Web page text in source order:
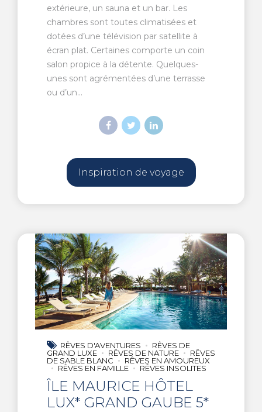
extérieure, un sauna et un bar. Les
chambres sont toutes climatisées et
dotées d’une télévision par satellite à
écran plat. Certaines comporte un coin
salon propice à la détente. Quelques-
unes sont agrémentées d’une terrasse
ou d’un...
Inspiration de voyage
RÊVES D'AVENTURES
RÊVES DE
GRAND LUXE
RÊVES DE NATURE
RÊVES
DE SABLE BLANC
RÊVES EN AMOUREUX
RÊVES EN FAMILLE
RÊVES INSOLITES
ÎLE MAURICE HÔTEL
LUX* GRAND GAUBE 5*